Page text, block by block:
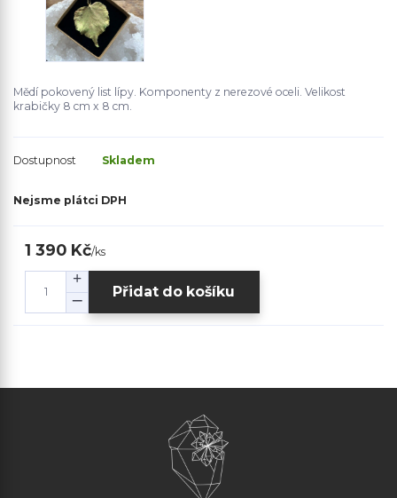
Mědí pokovený list lípy. Komponenty z nerezové oceli. Velikost
krabičky 8 cm x 8 cm.
Dostupnost Skladem
Nejsme plátci DPH
1 390 Kč/ks
Přidat do košíku